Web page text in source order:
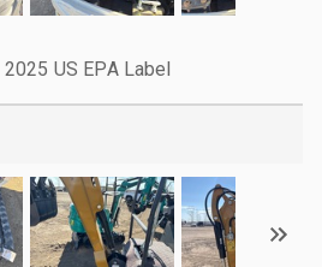
2025 US EPA Label